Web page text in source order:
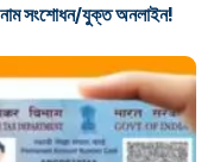
নাম সংশোধন/যুক্ত অনলাইন!